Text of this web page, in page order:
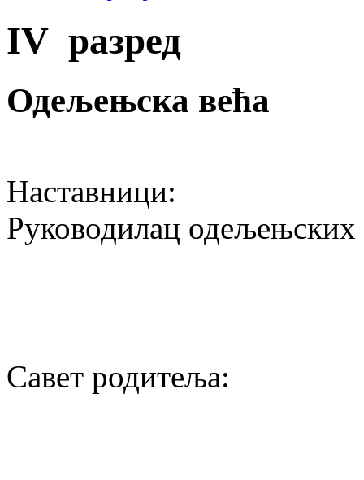
IV разред
Одељењска већа
Наставници:
Руководилац одељењских
Савет родитеља: